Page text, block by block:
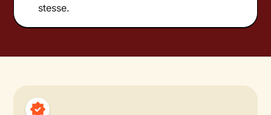
stesse.